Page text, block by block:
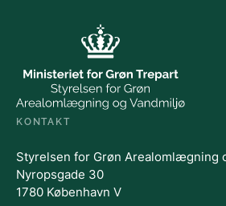
KONTAKT
Styrelsen for Grøn Arealomlægning
Nyropsgade 30
1780 København V